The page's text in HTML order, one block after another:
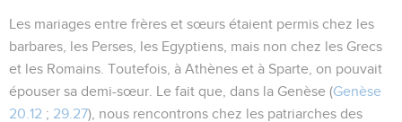
Les mariages entre frères et sœurs étaient permis chez les
barbares, les Perses, les Egyptiens, mais non chez les Grecs
et les Romains. Toutefois, à Athènes et à Sparte, on pouvait
épouser sa demi-sœur. Le fait que, dans la Genèse (Genèse
20.12 ; 29.27), nous rencontrons chez les patriarches des